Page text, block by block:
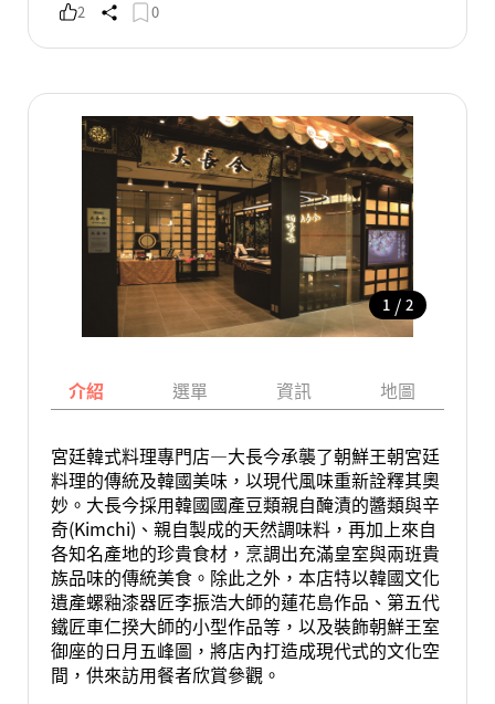
2 0
1 / 2
介紹 選單 資訊 地圖
宮廷韓式料理專門店—大長今承襲了朝鮮王朝宮廷
料理的傳統及韓國美味，以現代風味重新詮釋其奧
妙。大長今採用韓國國產豆類親自醃漬的醬類與辛
奇(Kimchi)、親自製成的天然調味料，再加上來自
各知名產地的珍貴食材，烹調出充滿皇室與兩班貴
族品味的傳統美食。除此之外，本店特以韓國文化
遺產螺釉漆器匠李振浩大師的蓮花島作品、第五代
鐵匠車仁揆大師的小型作品等，以及裝飾朝鮮王室
御座的日月五峰圖，將店內打造成現代式的文化空
間，供來訪用餐者欣賞參觀。